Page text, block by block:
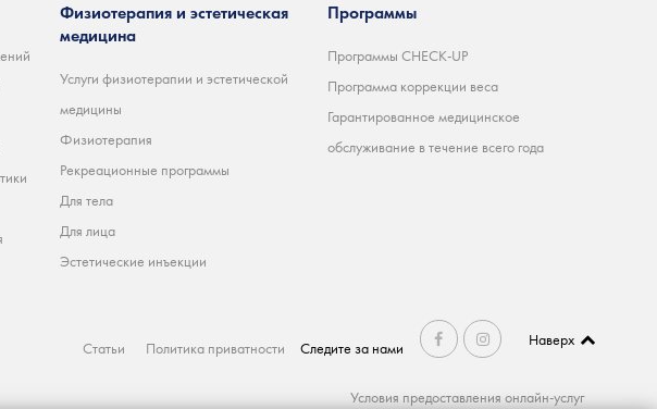
Физиотерапия и эстетическая
медицина
Услуги физиотерапии и эстетической
медицины
Физиотерапия
Рекреационные программы
Для тела
Для лица
Эстетические инъекции
Программы
Программы CHECK-UP
Программа коррекции веса
Гарантированное медицинское
обслуживание в течение всего года
Статьи Политика приватности Следите за нами Наверх
Условия предоставления онлайн-услуг